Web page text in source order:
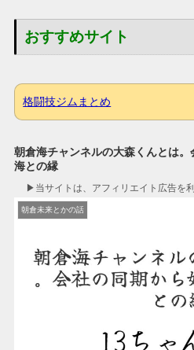
おすすめサイト
格闘技ジムまとめ
朝倉海チャンネルの大森くんとは
海との縁
▶︎当サイトは、アフィリエイト広告を
朝倉未来とかの話